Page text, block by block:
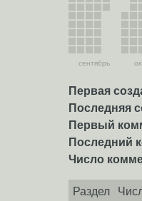
сентябрь
Первая
Последняя
Первый
Последний
Число
Раздел